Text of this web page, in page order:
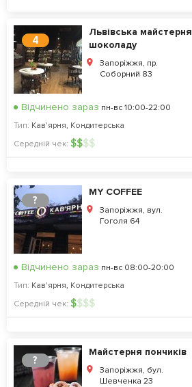
4
Львівська майстерня
шоколаду
Запоріжжя, пр.
Соборний 83
Відчинено зараз пн-вс 10:00-22:00
Тип: Кав'ярня, Кондитерська
Середній чек: $$$$
?
MY COFFEE
Запоріжжя, вул.
Гоголя 64
Відчинено зараз пн-вс 08:00-20:00
Тип: Кав'ярня, Кондитерська
Середній чек: $$$$
?
Майстерня пончиків
Запоріжжя, бул.
Шевченка 23